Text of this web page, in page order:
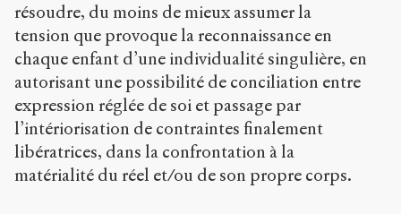
résoudre, du moins de mieux assumer la
tension que provoque la reconnaissance en
chaque enfant d’une individualité singulière, en
autorisant une possibilité de conciliation entre
expression réglée de soi et passage par
l’intériorisation de contraintes finalement
libératrices, dans la confrontation à la
matérialité du réel et/ou de son propre corps.